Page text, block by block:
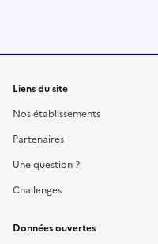
Liens du site
Nos établissements
Partenaires
Une question ?
Challenges
Données ouvertes